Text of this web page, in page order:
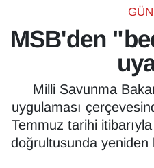
MSB'den
Milli Savunma
uygulaması
Temmuz tarihi
doğrultusunda yeniden
BİLİM VE
Biyografi
ÇEVRE
Deprem
Van Namaz Vakitleri
Van Trafik Yoğunluk
Süper Lig Puan
Tüm Manşetler
Son Dakika Haberleri